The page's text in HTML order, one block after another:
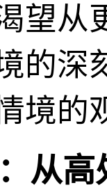
望从
的深
境的
从